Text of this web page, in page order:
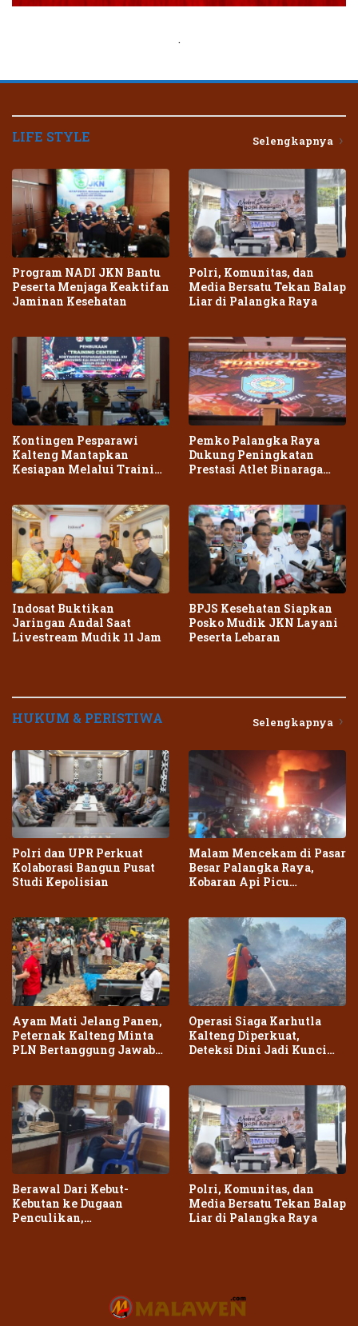
.
LIFE STYLE Selengkapnya
Program NADI JKN Bantu
Peserta Menjaga Keaktifan
Jaminan Kesehatan
Polri, Komunitas, dan
Media Bersatu Tekan Balap
Liar di Palangka Raya
Kontingen Pesparawi
Kalteng Mantapkan
Kesiapan Melalui Training
Pemko Palangka Raya
Dukung Peningkatan
Prestasi Atlet Binaraga
Indosat Buktikan
Jaringan Andal Saat
Livestream Mudik 11 Jam
BPJS Kesehatan Siapkan
Posko Mudik JKN Layani
Peserta Lebaran
HUKUM & PERISTIWA Selengkapnya
Polri dan UPR Perkuat
Kolaborasi Bangun Pusat
Studi Kepolisian
Malam Mencekam di Pasar
Besar Palangka Raya,
Kobaran Api Picu
Ayam Mati Jelang Panen,
Peternak Kalteng Minta
PLN Bertanggung Jawab
Operasi Siaga Karhutla
Kalteng Diperkuat,
Deteksi Dini Jadi Kunci
Berawal Dari Kebut-
Kebutan ke Dugaan
Penculikan,
Polri, Komunitas, dan
Media Bersatu Tekan Balap
Liar di Palangka Raya